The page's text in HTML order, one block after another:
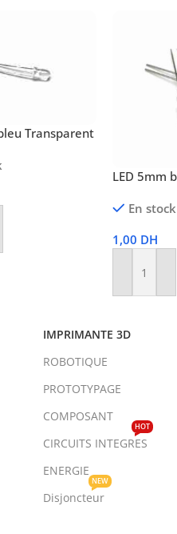
Transparent
Panier
LED 5mm
En stock
1,00 DH
Ajouter Au
IMPRIMANTE 3D
ROBOTIQUE
PROTOTYPAGE
COMPOSANT
CIRCUITS INTEGRES
HOT
ENERGIE
Disjoncteur
NEW